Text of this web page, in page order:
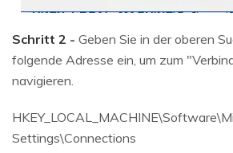
Schritt 2 - Geben Sie in der oberen
folgende Adresse ein, um zum
navigieren.
Settings\Connections